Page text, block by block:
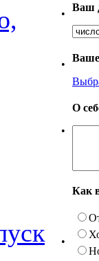
•
Ваш
•
Ваше
•
О
•
Как